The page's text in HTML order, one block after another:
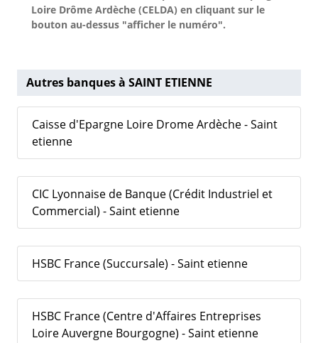
Loire Drôme Ardèche (CELDA) en cliquant sur le
bouton au-dessus "afficher le numéro".
Autres banques à SAINT ETIENNE
Caisse d'Epargne Loire Drome Ardèche - Saint
etienne
CIC Lyonnaise de Banque (Crédit Industriel et
Commercial) - Saint etienne
HSBC France (Succursale) - Saint etienne
HSBC France (Centre d'Affaires Entreprises
Loire Auvergne Bourgogne) - Saint etienne